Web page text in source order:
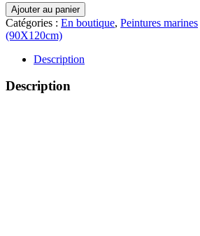
quantité
de
Vers
l'absolu
Ajouter au panier
Catégories : En boutique, Peintures marines
(90X120cm)
Description
Description